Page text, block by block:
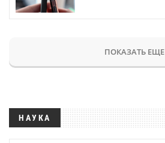
ПОКАЗАТЬ ЕЩЕ
НАУКА